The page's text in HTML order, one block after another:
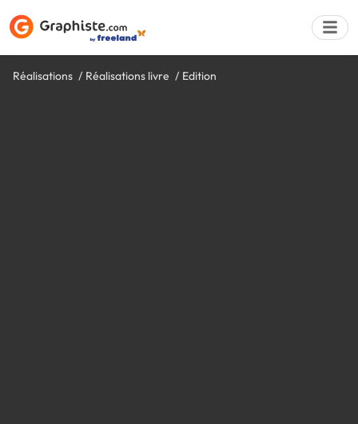
Réalisations Réalisations livre Edition